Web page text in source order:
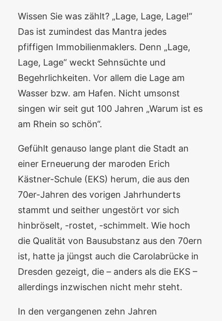
Wissen Sie was zählt? „Lage, Lage, Lage!“
Das ist zumindest das Mantra jedes
pfiffigen Immobilienmaklers. Denn „Lage,
Lage, Lage“ weckt Sehnsüchte und
Begehrlichkeiten. Vor allem die Lage am
Wasser bzw. am Hafen. Nicht umsonst
singen wir seit gut 100 Jahren „Warum ist es
am Rhein so schön“.
Gefühlt genauso lange plant die Stadt an
einer Erneuerung der maroden Erich
Kästner-Schule (EKS) herum, die aus den
70er-Jahren des vorigen Jahrhunderts
stammt und seither ungestört vor sich
hinbröselt, -rostet, -schimmelt. Wie hoch
die Qualität von Bausubstanz aus den 70ern
ist, hatte ja jüngst auch die Carolabrücke in
Dresden gezeigt, die – anders als die EKS –
allerdings inzwischen nicht mehr steht.
In den vergangenen zehn Jahren